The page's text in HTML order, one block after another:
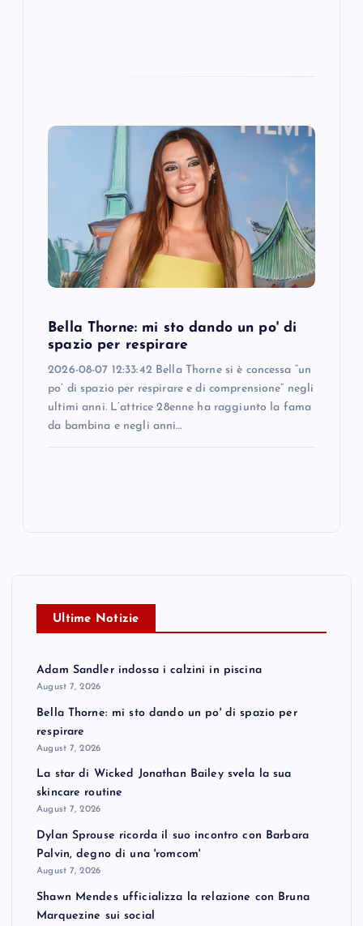
Bella Thorne: mi sto dando un po' di
spazio per respirare
2026-08-07 12:33:42 Bella Thorne si è concessa “un
po’ di spazio per respirare e di comprensione” negli
ultimi anni. L’attrice 28enne ha raggiunto la fama
da bambina e negli anni…
Ultime Notizie
Adam Sandler indossa i calzini in piscina
August 7, 2026
Bella Thorne: mi sto dando un po' di spazio per
respirare
August 7, 2026
La star di Wicked Jonathan Bailey svela la sua
skincare routine
August 7, 2026
Dylan Sprouse ricorda il suo incontro con Barbara
Palvin, degno di una 'romcom'
August 7, 2026
Shawn Mendes ufficializza la relazione con Bruna
Marquezine sui social